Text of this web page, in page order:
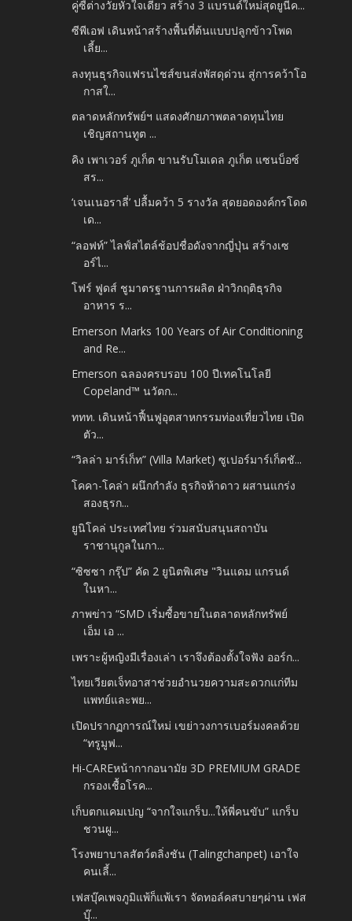
คู่ซี้ต่างวัยหัวใจเดียว สร้าง 3 แบรนด์ใหม่สุดยูนีค...
ซีพีเอฟ เดินหน้าสร้างพื้นที่ต้นแบบปลูกข้าวโพด
เลี้ย...
ลงทุนธุรกิจแฟรนไชส์ขนส่งพัสดุด่วน สู่การคว้าโอ
กาสใ...
ตลาดหลักทรัพย์ฯ แสดงศักยภาพตลาดทุนไทย
เชิญสถานทูต ...
คิง เพาเวอร์ ภูเก็ต ขานรับโมเดล ภูเก็ต แซนบ็อซ์
สร...
‘เจนเนอราลี่’ ปลื้มคว้า 5 รางวัล สุดยอดองค์กรโดด
เด...
“ลอฟท์” ไลฟ์สไตล์ช้อปชื่อดังจากญี่ปุ่น สร้างเซ
อร์ไ...
โฟร์ ฟูดส์ ชูมาตรฐานการผลิต ฝ่าวิกฤติธุรกิจ
อาหาร ร...
Emerson Marks 100 Years of Air Conditioning
and Re...
Emerson ฉลองครบรอบ 100 ปีเทคโนโลยี
Copeland™ นวัตก...
ททท. เดินหน้าฟื้นฟูอุตสาหกรรมท่องเที่ยวไทย เปิด
ตัว...
“วิลล่า มาร์เก็ท” (Villa Market) ซูเปอร์มาร์เก็ตชั...
โคคา-โคล่า ผนึกกำลัง ธุรกิจห้าดาว ผสานแกร่ง
สองธุรก...
ยูนิโคล่ ประเทศไทย ร่วมสนับสนุนสถาบัน
ราชานุกูลในกา...
“ซิซซา กรุ๊ป” คัด 2 ยูนิตพิเศษ "วินแดม แกรนด์
ในหา...
ภาพข่าว “SMD เริ่มซื้อขายในตลาดหลักทรัพย์
เอ็ม เอ ...
เพราะผู้หญิงมีเรื่องเล่า เราจึงต้องตั้งใจฟัง ออร์ก...
ไทยเวียตเจ็ทอาสาช่วยอำนวยความสะดวกแก่ทีม
แพทย์และพย...
เปิดปรากฏการณ์ใหม่ เขย่าวงการเบอร์มงคลด้วย
“ทรูมูฟ...
Hi-CAREหน้ากากอนามัย 3D PREMIUM GRADE
กรองเชื้อโรค...
เก็บตกแคมเปญ “จากใจแกร็บ...ให้พี่คนขับ” แกร็บ
ชวนผู...
โรงพยาบาลสัตว์ตลิ่งชัน (Talingchanpet) เอาใจ
คนเลี้...
เฟสบุ๊คเพจภูมิแพ้ก็แพ้เรา จัดทอล์คสบายๆผ่าน เฟส
บุ๊...